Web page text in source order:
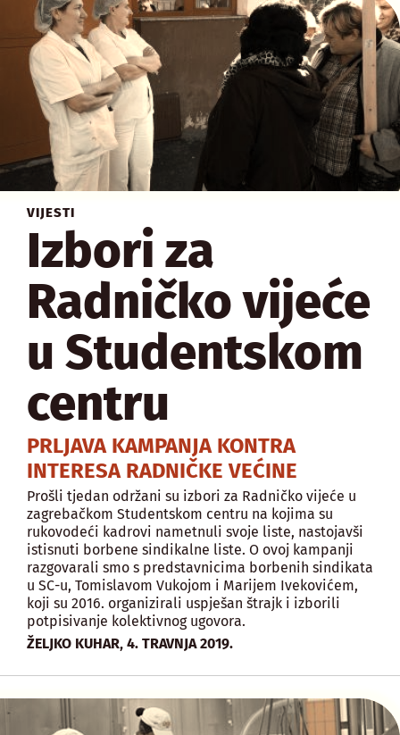
VIJESTI
Izbori za
Radničko vijeće
u Studentskom
centru
PRLJAVA KAMPANJA KONTRA
INTERESA RADNIČKE VEĆINE
Prošli tjedan održani su izbori za Radničko vijeće u
zagrebačkom Studentskom centru na kojima su
rukovodeći kadrovi nametnuli svoje liste, nastojavši
istisnuti borbene sindikalne liste. O ovoj kampanji
razgovarali smo s predstavnicima borbenih sindikata
u SC-u, Tomislavom Vukojom i Marijem Ivekovićem,
koji su 2016. organizirali uspješan štrajk i izborili
potpisivanje kolektivnog ugovora.
ŽELJKO KUHAR, 4. TRAVNJA 2019.